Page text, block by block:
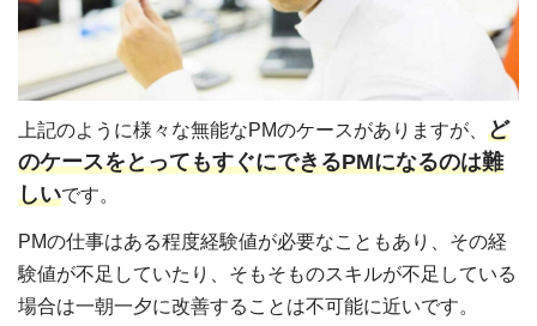
上記のように様々な無能なPMのケースがありますが、 ど
のケースをとってもすぐにできるPMになるのは難
しいです。
PMの仕事はある程度経験値が必要なこともあり、その経
験値が不足していたり、そもそものスキルが不足している
場合は一朝一夕に改善することは不可能に近いです。